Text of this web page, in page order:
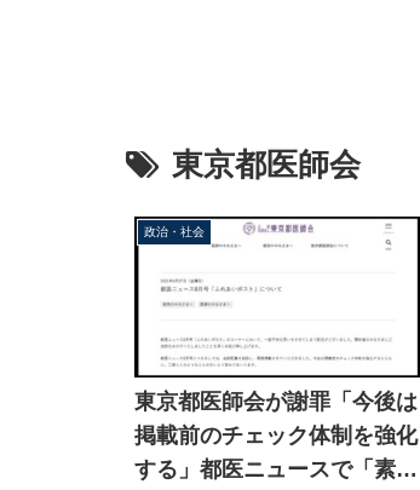
東京都医師会
政治・社会
東京都医師会が謝罪「今後は
掲載前のチェック体制を強化
する」都医ニュースで「素人